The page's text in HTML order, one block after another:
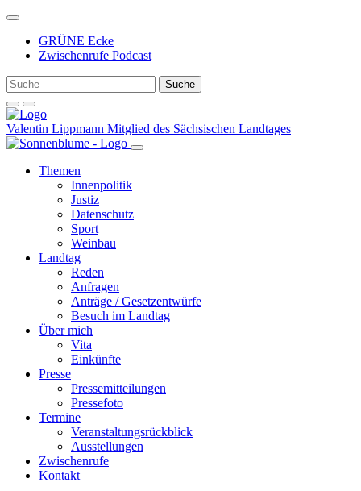
Weiter
Inhalt
GRÜNE Ecke
Zwischenrufe Podcast
Valentin Lippmann Mitglied des Sächsischen Landtages
Themen
Innenpolitik
Justiz
Datenschutz
Sport
Weinbau
Landtag
Reden
Anfragen
Anträge / Gesetzentwürfe
Besuch im Landtag
Über mich
Vita
Einkünfte
Presse
Pressemitteilungen
Pressefoto
Termine
Veranstaltungsrückblick
Ausstellungen
Zwischenrufe
Kontakt